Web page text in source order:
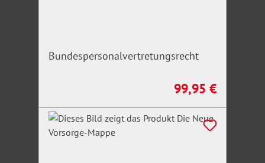
Bundespersonalvertretungsrecht
Regulärer Preis:
99,95 €